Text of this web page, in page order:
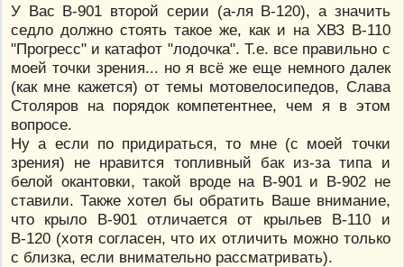
У Вас В-901 второй серии (а-ля В-120), а значить
седло должно стоять такое же, как и на ХВЗ В-110
"Прогресс" и катафот "лодочка". Т.е. все правильно с
моей точки зрения... но я всё же еще немного далек
(как мне кажется) от темы мотовелосипедов, Слава
Столяров на порядок компетентнее, чем я в этом
вопросе.
Ну а если по придираться, то мне (с моей точки
зрения) не нравится топливный бак из-за типа и
белой окантовки, такой вроде на В-901 и В-902 не
ставили. Также хотел бы обратить Ваше внимание,
что крыло В-901 отличается от крыльев В-110 и
В-120 (хотя согласен, что их отличить можно только
с близка, если внимательно рассматривать).